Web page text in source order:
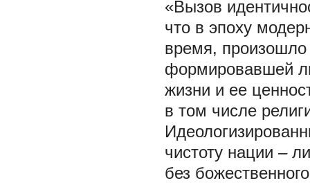
«Вызов
что в эпоху
время,
формировавшей
жизни и ее
в том числе
чистоту нации –
без